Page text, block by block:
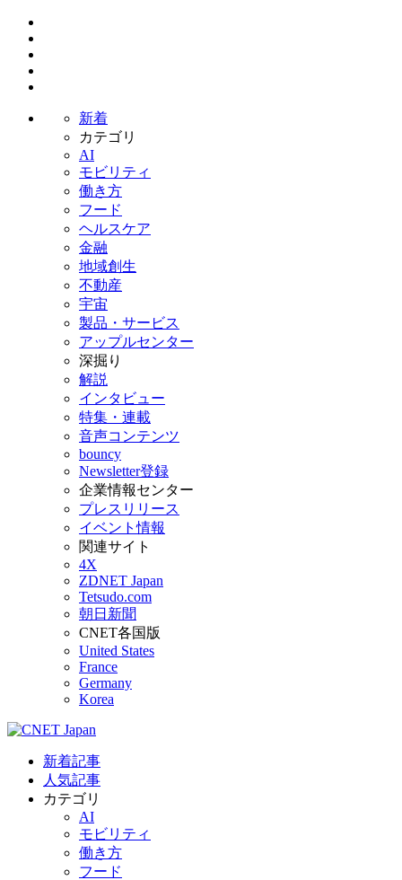
新着
カテゴリ
AI
モビリティ
働き方
フード
ヘルスケア
金融
地域創生
不動産
宇宙
製品・サービス
アップルセンター
深掘り
解説
インタビュー
特集・連載
音声コンテンツ
bouncy
Newsletter登録
企業情報センター
プレスリリース
イベント情報
関連サイト
4X
ZDNET Japan
Tetsudo.com
朝日新聞
CNET各国版
United States
France
Germany
Korea
新着記事
人気記事
カテゴリ
AI
モビリティ
働き方
フード